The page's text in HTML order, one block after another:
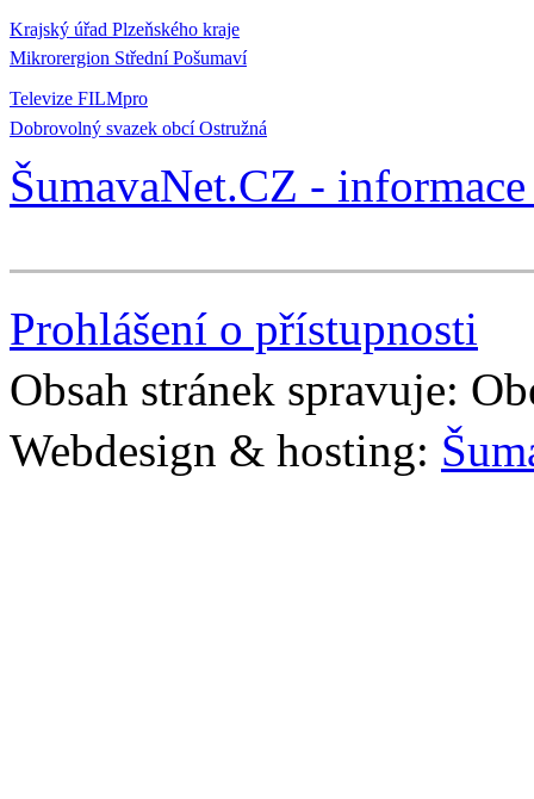
Krajský úřad Plzeňského kraje
Mikrorergion Střední Pošumaví
Televize FILMpro
Dobrovolný svazek obcí Ostružná
ŠumavaNet.CZ -
Prohlášení o přístupnosti
Obsah stránek spravuje:
Webdesign & hosting: